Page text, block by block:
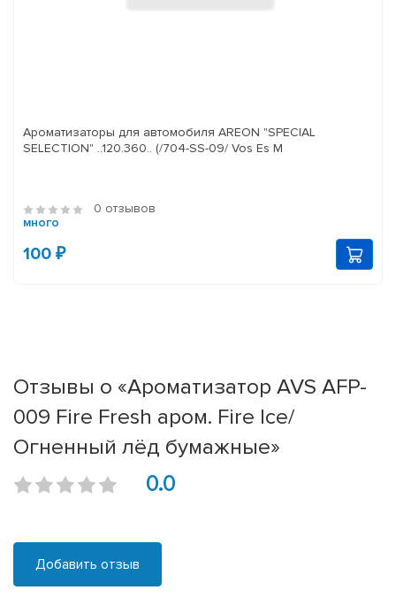
Ароматизаторы для автомобиля AREON "SPECIAL
SELECTION" ..120.360.. (/704-SS-09/ Vos Es M
0 отзывов
много
100 ₽
Отзывы о «Ароматизатор AVS AFP-
009 Fire Fresh аром. Fire Ice/
Огненный лёд бумажные»
0.0
Добавить отзыв